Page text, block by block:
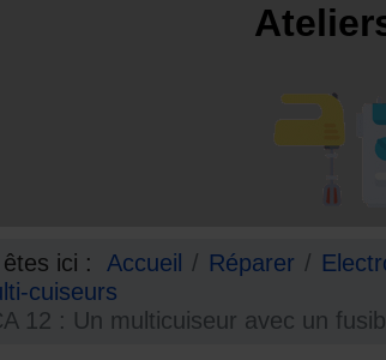
ici : Accueil Réparer
cuiseurs
12 : Un multicuiseur avec un